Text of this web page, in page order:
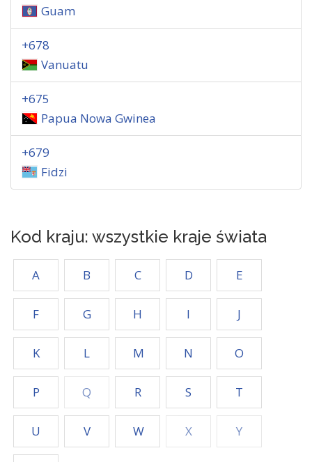
Guam
+678
Vanuatu
+675
Papua Nowa Gwinea
+679
Fidzi
Kod kraju: wszystkie kraje świata
A B C D E
F G H I J
K L M N O
P Q R S T
U V W X Y